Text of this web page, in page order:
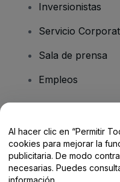
Inversionistas
Servicio
Sala de prensa
Empleos
Centro de Ayuda
Al hacer clic en “Permitir
cookies para mejorar la
publicitaria. De modo
necesarias. Puedes
información.